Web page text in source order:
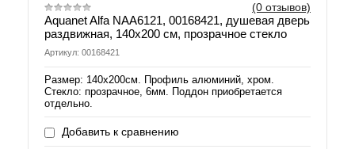
(0 отзывов)
Aquanet Alfa NAA6121, 00168421, душевая дверь
раздвижная, 140х200 см, прозрачное стекло
Артикул: 00168421
Размер: 140х200см. Профиль алюминий, хром.
Стекло: прозрачное, 6мм. Поддон приобретается
отдельно.
Добавить к сравнению